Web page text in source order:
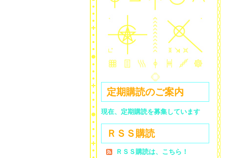
定期購読のご案内
現在、定期購読を募集しています
ＲＳＳ購読
ＲＳＳ購読は、こちら！